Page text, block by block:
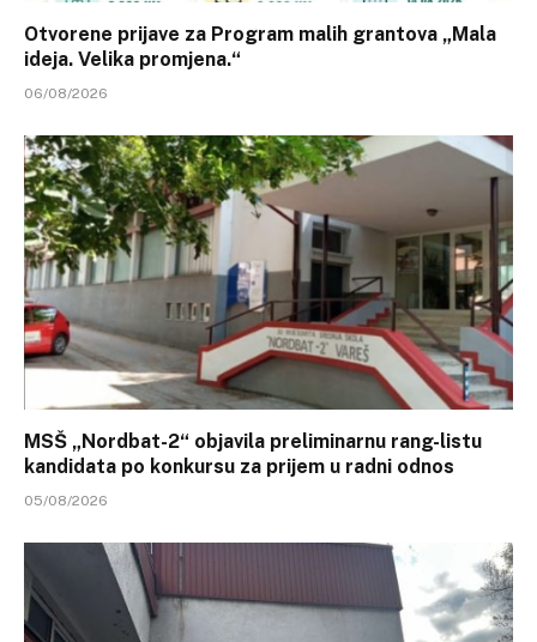
Otvorene prijave za Program malih grantova „Mala
ideja. Velika promjena.“
06/08/2026
MSŠ „Nordbat-2“ objavila preliminarnu rang-listu
kandidata po konkursu za prijem u radni odnos
05/08/2026